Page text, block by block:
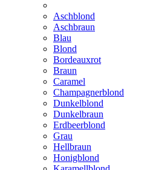
Aschblond
Aschbraun
Blau
Blond
Bordeauxrot
Braun
Caramel
Champagnerblond
Dunkelblond
Dunkelbraun
Erdbeerblond
Grau
Hellbraun
Honigblond